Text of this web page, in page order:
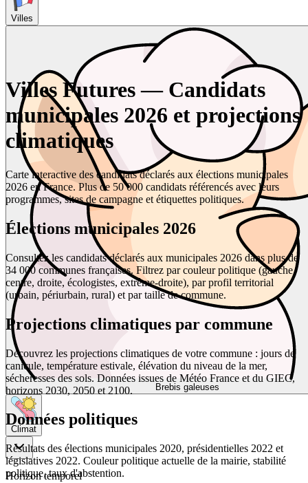
Villes
Brebis galeuses
Climat
Horizon temporel
Villes Futures — Candidats
municipales 2026 et projections
climatiques
Carte interactive des candidats déclarés aux élections municipales
2026 en France. Plus de 50 000 candidats référencés avec leurs
programmes, sites de campagne et étiquettes politiques.
Élections municipales 2026
Consultez les candidats déclarés aux municipales 2026 dans plus de
34 000 communes françaises. Filtrez par couleur politique (gauche,
centre, droite, écologistes, extrême-droite), par profil territorial
(urbain, périurbain, rural) et par taille de commune.
Projections climatiques par commune
Découvrez les projections climatiques de votre commune : jours de
canicule, température estivale, élévation du niveau de la mer,
sécheresses des sols. Données issues de Météo France et du GIEC,
horizons 2030, 2050 et 2100.
Données politiques
Résultats des élections municipales 2020, présidentielles 2022 et
législatives 2022. Couleur politique actuelle de la mairie, stabilité
politique, taux d'abstention.